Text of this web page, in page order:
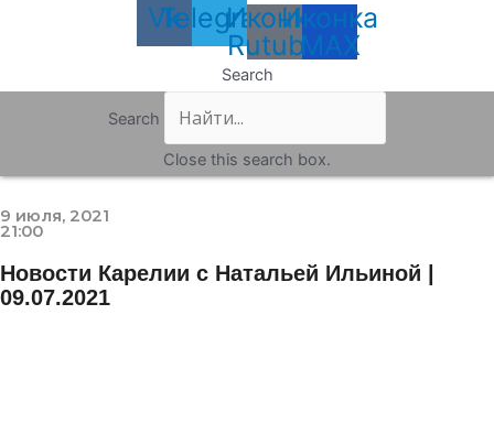
Vk
Telegram
Иконка
Rutube
Иконка
MAX
Search
Search
Close this search box.
9 июля, 2021
21:00
Новости Карелии с Натальей Ильиной |
09.07.2021